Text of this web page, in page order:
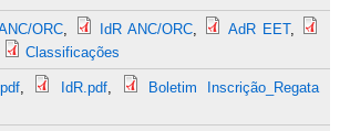
ORC IdR ANC/ORC AdR EET,
Classificações
, IdR.pdf
Boletim Inscrição_Regata